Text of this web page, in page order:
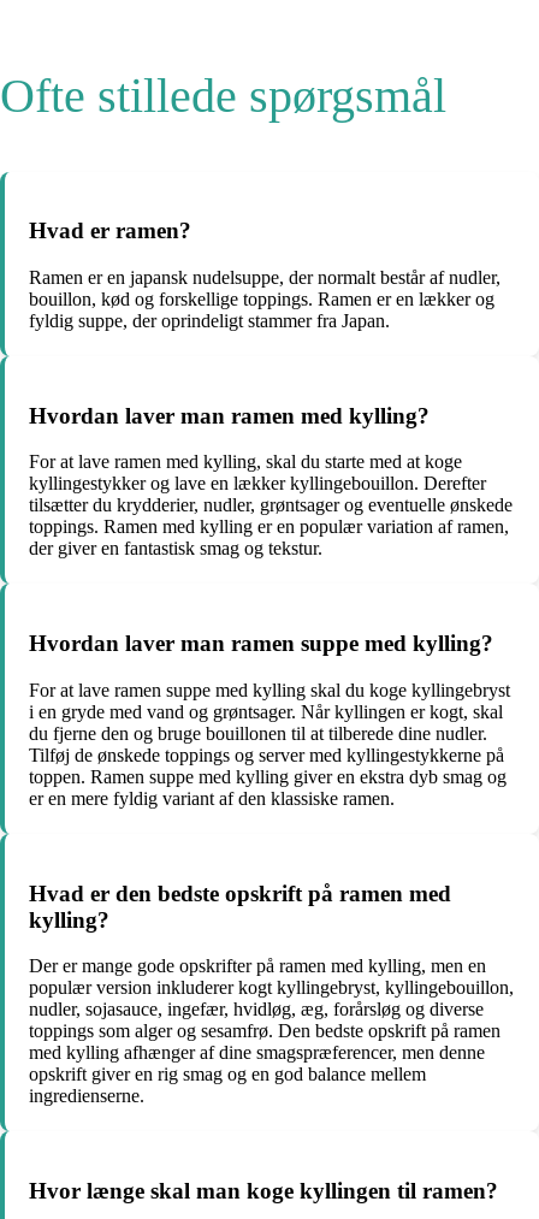
Ofte stillede spørgsmål
Hvad er ramen?
Ramen er en japansk nudelsuppe, der normalt består af nudler,
bouillon, kød og forskellige toppings. Ramen er en lækker og
fyldig suppe, der oprindeligt stammer fra Japan.
Hvordan laver man ramen med kylling?
For at lave ramen med kylling, skal du starte med at koge
kyllingestykker og lave en lækker kyllingebouillon. Derefter
tilsætter du krydderier, nudler, grøntsager og eventuelle ønskede
toppings. Ramen med kylling er en populær variation af ramen,
der giver en fantastisk smag og tekstur.
Hvordan laver man ramen suppe med kylling?
For at lave ramen suppe med kylling skal du koge kyllingebryst
i en gryde med vand og grøntsager. Når kyllingen er kogt, skal
du fjerne den og bruge bouillonen til at tilberede dine nudler.
Tilføj de ønskede toppings og server med kyllingestykkerne på
toppen. Ramen suppe med kylling giver en ekstra dyb smag og
er en mere fyldig variant af den klassiske ramen.
Hvad er den bedste opskrift på ramen med
kylling?
Der er mange gode opskrifter på ramen med kylling, men en
populær version inkluderer kogt kyllingebryst, kyllingebouillon,
nudler, sojasauce, ingefær, hvidløg, æg, forårsløg og diverse
toppings som alger og sesamfrø. Den bedste opskrift på ramen
med kylling afhænger af dine smagspræferencer, men denne
opskrift giver en rig smag og en god balance mellem
ingredienserne.
Hvor længe skal man koge kyllingen til ramen?